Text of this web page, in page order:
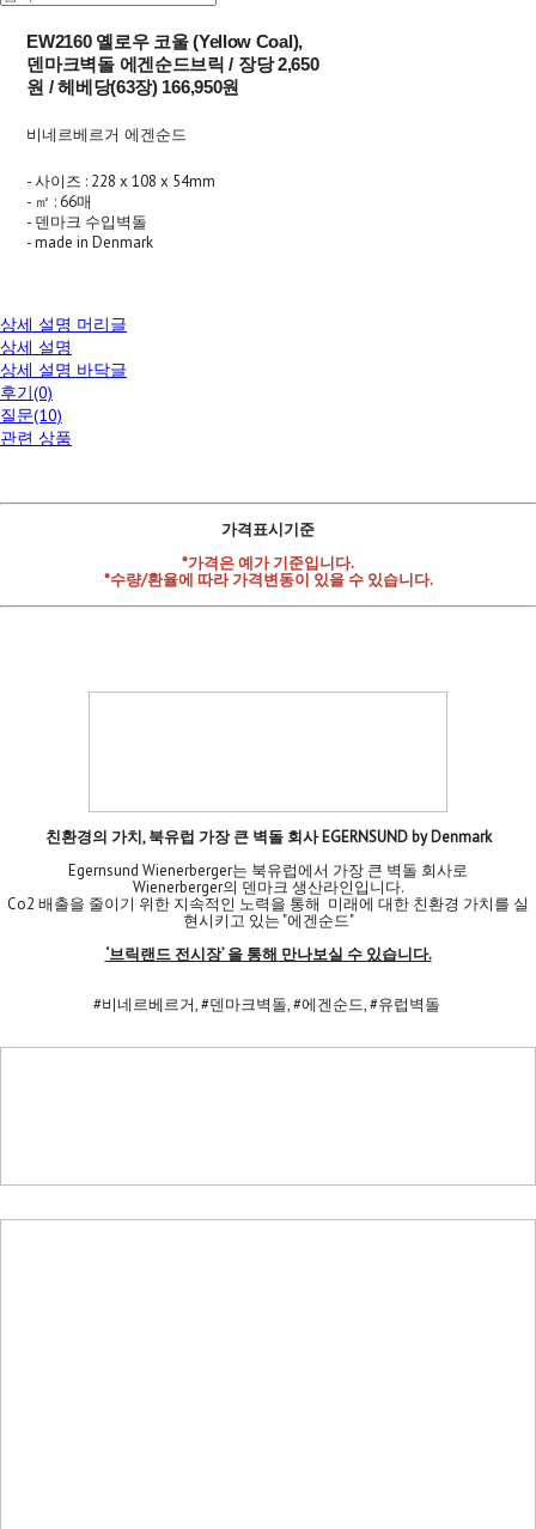
EW2160 옐로우 코울 (Yellow Coal),
덴마크벽돌 에겐순드브릭 / 장당 2,650
원 / 헤베당(63장) 166,950원
비네르베르거 에겐순드
- 사이즈 : 228 x 108 x 54mm
- ㎡ : 66매
- 덴마크 수입벽돌
- made in Denmark
상세 설명 머리글
상세 설명
상세 설명 바닥글
후기(0)
질문(10)
관련 상품
가격표시기준
*가격은 예가 기준입니다.
*수량/환율에 따라 가격변동이 있을 수 있습니다.
친환경의 가치, 북유럽 가장 큰 벽돌 회사 EGERNSUND by Denmark
Egernsund Wienerberger는 북유럽에서 가장 큰 벽돌 회사로
Wienerberger의 덴마크 생산라인입니다.
Co2 배출을 줄이기 위한 지속적인 노력을 통해 미래에 대한 친환경 가치를 실
현시키고 있는 "에겐순드"
‘브릭랜드 전시장’ 을 통해 만나보실 수 있습니다.
#비네르베르거, #덴마크벽돌, #에겐순드, #유럽벽돌